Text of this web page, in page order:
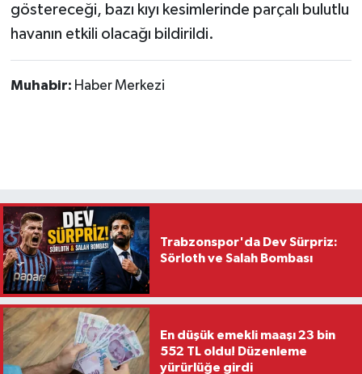
göstereceği, bazı kıyı kesimlerinde parçalı bulutlu
havanın etkili olacağı bildirildi.
Muhabir: Haber Merkezi
Trabzonspor'da Dev Sürpriz:
Sörloth ve Salah Bombası
En düşük emekli maaşı 23 bin
552 TL oldu! Düzenleme
yürürlüğe girdi